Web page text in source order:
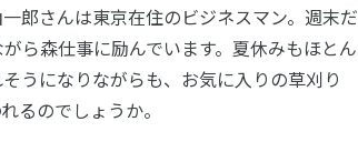
郎さんは東京在住のビジネスマン。週末だ
ら森仕事に励んでいます。夏休みもほとん
うになりながらも、お気に入りの草刈り
るのでしょうか。